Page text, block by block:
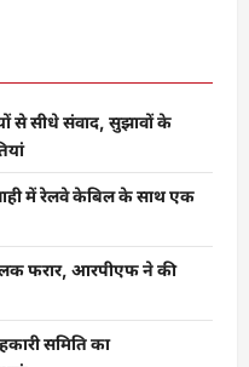
से सीधे संवाद, सुझावों के
में रेलवे केबिल के साथ एक
फरार, आरपीएफ ने की
समिति का